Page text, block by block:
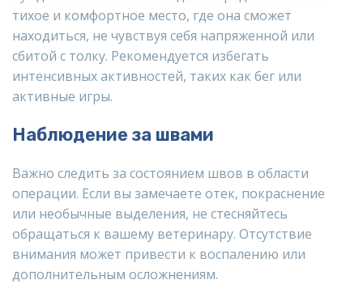
тихое и комфортное место, где она сможет
находиться, не чувствуя себя напряженной или
сбитой с толку. Рекомендуется избегать
интенсивных активностей, таких как бег или
активные игры.
Наблюдение за швами
Важно следить за состоянием швов в области
операции. Если вы замечаете отек, покраснение
или необычные выделения, не стесняйтесь
обращаться к вашему ветеринару. Отсутствие
внимания может привести к воспалению или
дополнительным осложнениям.